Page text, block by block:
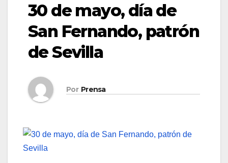
30 de mayo, día de
San Fernando, patrón
de Sevilla
Por Prensa